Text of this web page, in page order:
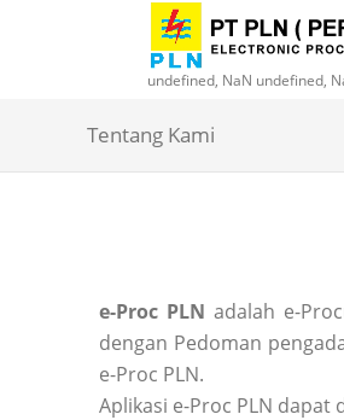
undefined, NaN undefined,
Tentang Kami
e-Proc PLN adalah e-
dengan Pedoman
e-Proc PLN.
Aplikasi e-Proc PLN